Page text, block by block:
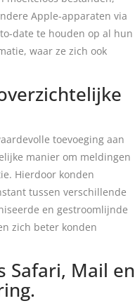
Apple-apparaten via
date te houden op al hun
waar ze zich ook
toevoeging aan
manier om meldingen
Hierdoor konden
tussen verschillende
en gestroomlijnde
zich beter konden
Safari, Mail en